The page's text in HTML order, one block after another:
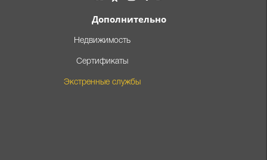
Дополнительно
Недвижимость
Сертификаты
Экстренные службы